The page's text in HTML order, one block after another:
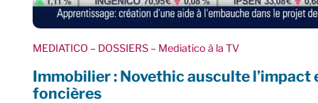
MEDIATICO – DOSSIERS – Mediatico à la TV
Immobilier : Novethic ausculte
foncières